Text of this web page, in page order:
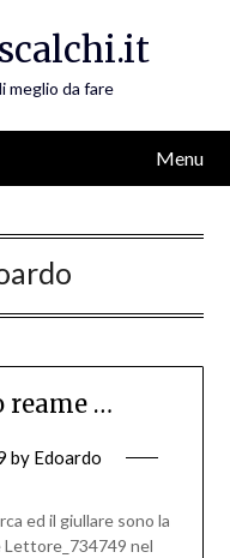
meglio da fare
Menu
reame …
by Edoardo
ed il giullare sono la
Lettore_734749 nel